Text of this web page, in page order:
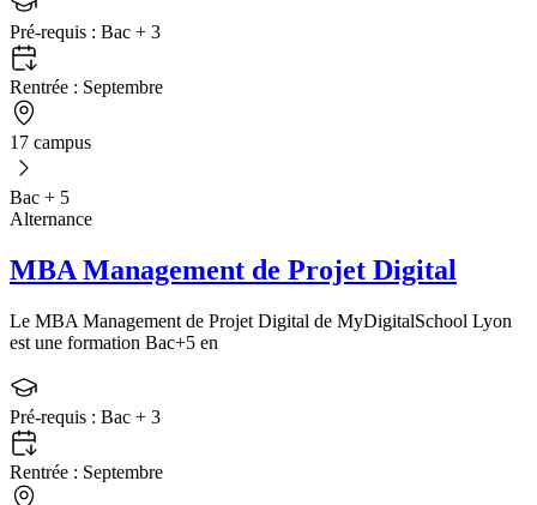
Pré-requis : Bac + 3
Rentrée : Septembre
17 campus
Bac + 5
Alternance
MBA Management de Projet Digital
Le MBA Management de Projet Digital de MyDigitalSchool Lyon
est une formation Bac+5 en
Pré-requis : Bac + 3
Rentrée : Septembre